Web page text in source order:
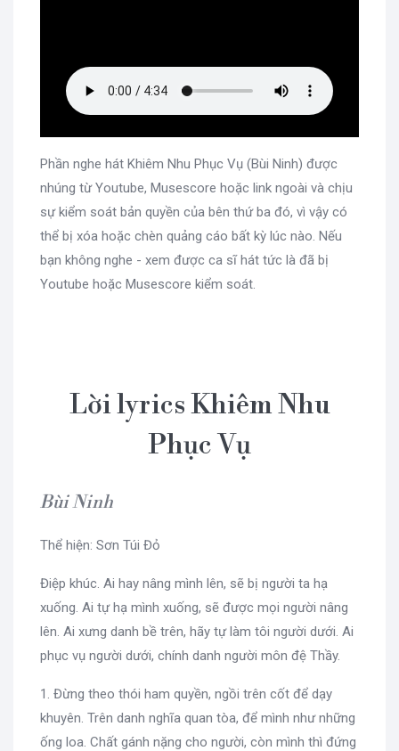
Phần nghe hát Khiêm Nhu Phục Vụ (Bùi Ninh) được
nhúng từ Youtube, Musescore hoặc link ngoài và chịu
sự kiểm soát bản quyền của bên thứ ba đó, vì vậy có
thể bị xóa hoặc chèn quảng cáo bất kỳ lúc nào. Nếu
bạn không nghe - xem được ca sĩ hát tức là đã bị
Youtube hoặc Musescore kiểm soát.
Lời lyrics Khiêm Nhu
Phục Vụ
Bùi Ninh
Thể hiện: Sơn Túi Đỏ
Điệp khúc. Ai hay nâng mình lên, sẽ bị người ta hạ
xuống. Ai tự hạ mình xuống, sẽ được mọi người nâng
lên. Ai xưng danh bề trên, hãy tự làm tôi người dưới. Ai
phục vụ người dưới, chính danh người môn đệ Thầy.
1. Đừng theo thói ham quyền, ngồi trên cốt để dạy
khuyên. Trên danh nghĩa quan tòa, để mình như những
ống loa. Chất gánh nặng cho người, còn mình thì đứng